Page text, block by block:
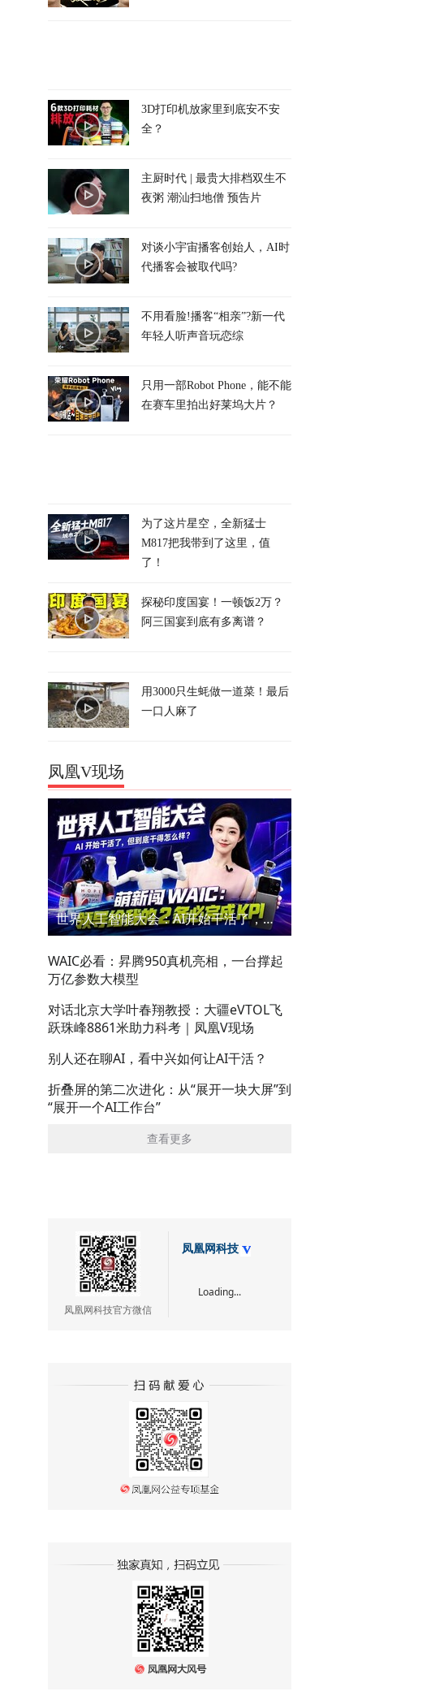
3D打印机放家里到底安不安
全？
主厨时代 | 最贵大排档双生不
夜粥 潮汕扫地僧 预告片
对谈小宇宙播客创始人，AI时
代播客会被取代吗?
不用看脸!播客“相亲”?新一代
年轻人听声音玩恋综
只用一部Robot Phone，能不能
在赛车里拍出好莱坞大片？
为了这片星空，全新猛士
M817把我带到了这里，值
了！
探秘印度国宴！一顿饭2万？
阿三国宴到底有多离谱？
用3000只生蚝做一道菜！最后
一口人麻了
凤凰V现场
世界人工智能大会：AI开始干活了，但到底干的怎么样？萌新闯WAIC
WAIC必看：昇腾950真机亮相，一台撑起
万亿参数大模型
对话北京大学叶春翔教授：大疆eVTOL飞
跃珠峰8861米助力科考｜凤凰V现场
别人还在聊AI，看中兴如何让AI干活？
折叠屏的第二次进化：从“展开一块大屏”到
“展开一个AI工作台”
查看更多
凤凰网科技官方微信
凤凰网科技
Loading...